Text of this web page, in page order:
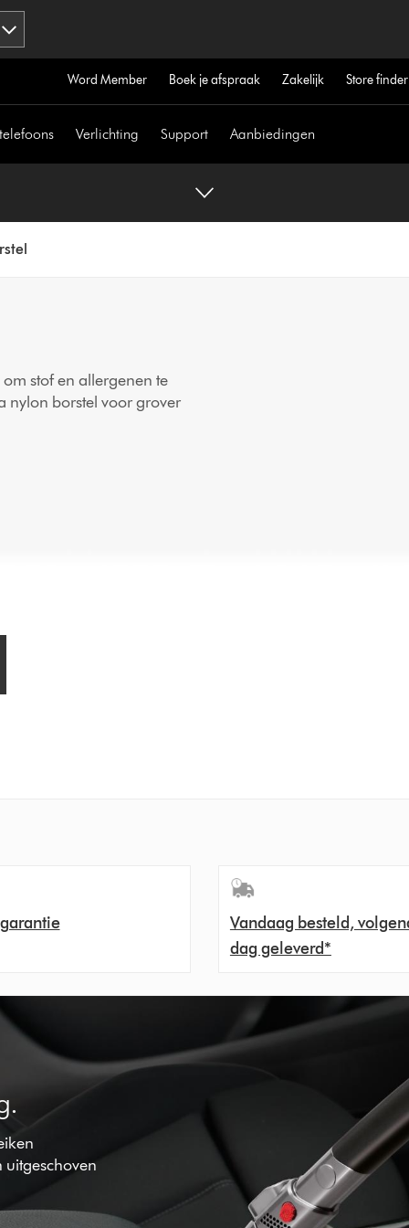
Word Member Boek je afspraak Zakelijk Store finder
Verlichting Support Aanbiedingen
stof en allergenen te
nylon borstel voor grover
Vandaag besteld,
dag geleverd*